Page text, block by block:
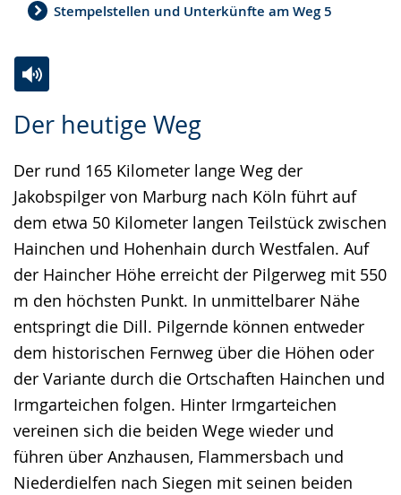
Stempelstellen und Unterkünfte am Weg 5
Der heutige Weg
Der rund 165 Kilometer lange Weg der
Jakobspilger von Marburg nach Köln führt auf
dem etwa 50 Kilometer langen Teilstück zwischen
Hainchen und Hohenhain durch Westfalen. Auf
der Haincher Höhe erreicht der Pilgerweg mit 550
m den höchsten Punkt. In unmittelbarer Nähe
entspringt die Dill. Pilgernde können entweder
dem historischen Fernweg über die Höhen oder
der Variante durch die Ortschaften Hainchen und
Irmgarteichen folgen. Hinter Irmgarteichen
vereinen sich die beiden Wege wieder und
führen über Anzhausen, Flammersbach und
Niederdielfen nach Siegen mit seinen beiden
Leichten
wechseln.
Audio-
Video
Deutscher
Gebärdensprache
wird
angezeigt.